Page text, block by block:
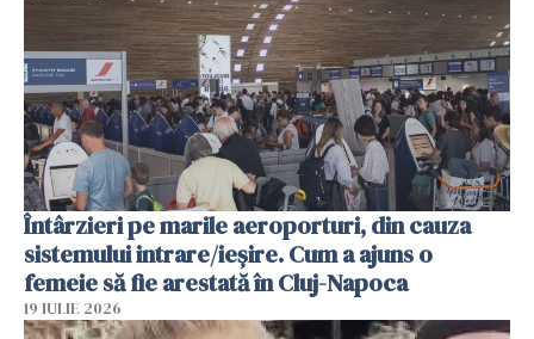
Întârzieri pe marile aeroporturi, din cauza
sistemului intrare/ieșire. Cum a ajuns o
femeie să fie arestată în Cluj-Napoca
19 IULIE 2026